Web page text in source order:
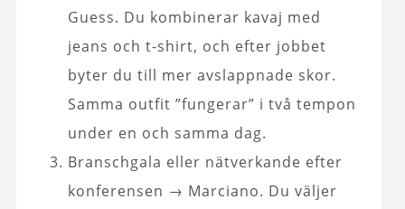
Guess. Du kombinerar kavaj med
jeans och t-shirt, och efter jobbet
byter du till mer avslappnade skor.
Samma outfit ”fungerar” i två tempon
under en och samma dag.
Branschgala eller nätverkande efter
konferensen → Marciano. Du väljer